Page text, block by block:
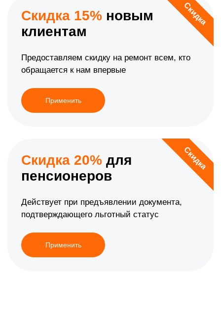
Скидка
Скидка 15% новым
клиентам
Предоставляем скидку на ремонт всем, кто
обращается к нам впервые
Применить
Скидка
Скидка 20% для
пенсионеров
Действует при предъявлении документа,
подтверждающего льготный статус
Применить